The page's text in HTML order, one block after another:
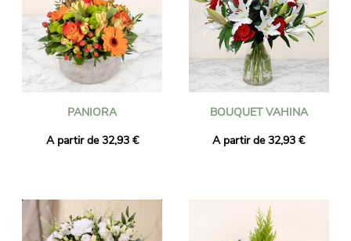
PANIORA
A partir de 32,93 €
BOUQUET VAHINA
A partir de 32,93 €